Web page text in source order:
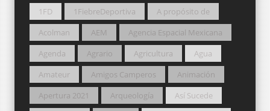
1FD 1FiebreDeportiva
A propósito de
Acolman
AEM
Agencia Espacial Mexicana
Agenda
Agrario Agricultura
Agua
Amateur
Amigos Camperos
Animación
Apertura 2021
Arqueología
Así Sucede